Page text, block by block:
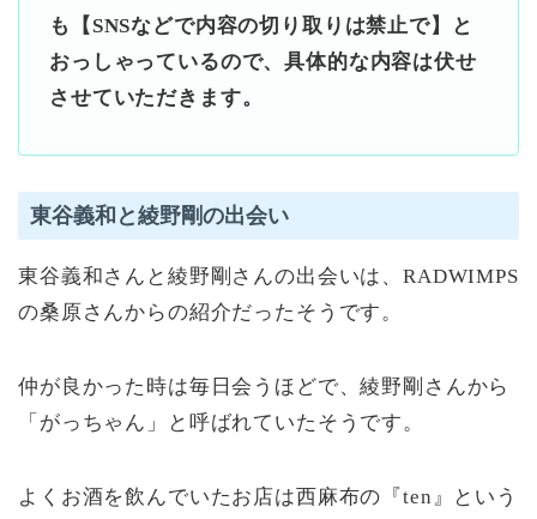
も【SNSなどで内容の切り取りは禁止で】と
おっしゃっているので、具体的な内容は伏せ
させていただきます。
東谷義和と綾野剛の出会い
東谷義和さんと綾野剛さんの出会いは、RADWIMPS
の桑原さんからの紹介だったそうです。
仲が良かった時は毎日会うほどで、綾野剛さんから
「がっちゃん」と呼ばれていたそうです。
よくお酒を飲んでいたお店は西麻布の『ten』という